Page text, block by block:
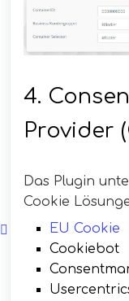
4.
Provider
Das Plugin
Cookie
EU Cookie
Cookiebot